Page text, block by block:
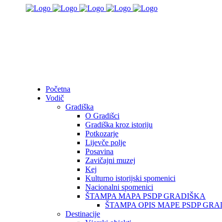
Početna
Vodič
Gradiška
O Gradišci
Gradiška kroz istoriju
Potkozarje
Lijevče polje
Posavina
Zavičajni muzej
Kej
Kulturno istorijski spomenici
Nacionalni spomenici
ŠTAMPA MAPA PSDP GRADIŠKA
ŠTAMPA OPIS MAPE PSDP
Destinacije